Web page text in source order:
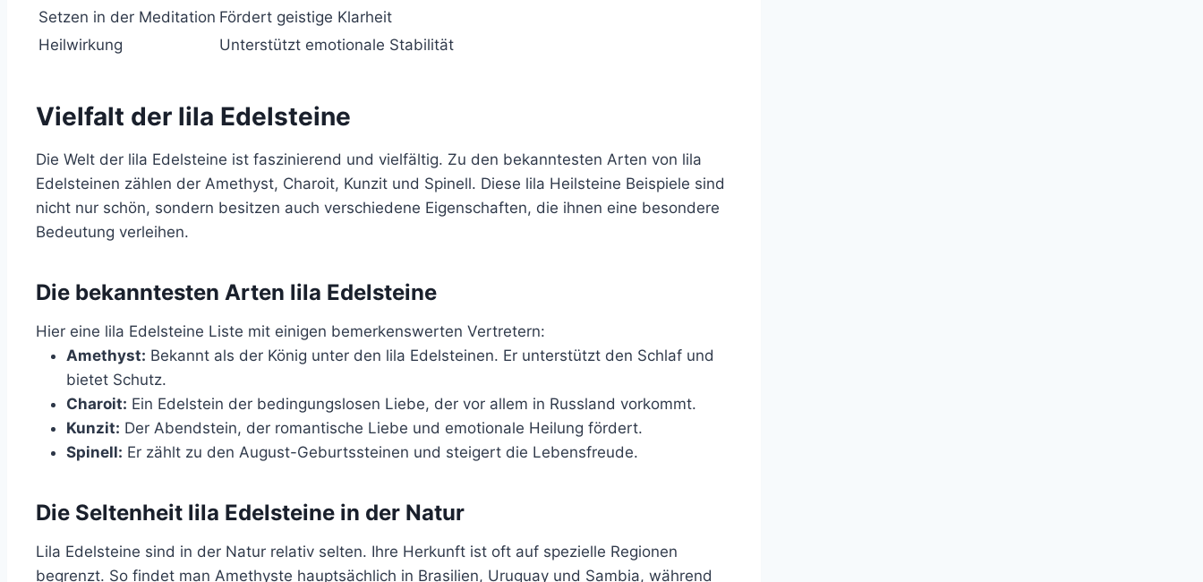
Setzen in der Meditation Fördert geistige Klarheit
Heilwirkung
Unterstützt emotionale Stabilität
Vielfalt der lila Edelsteine
Die Welt der lila Edelsteine ist faszinierend und vielfältig. Zu den bekanntesten Arten von lila
Edelsteinen zählen der Amethyst, Charoit, Kunzit und Spinell. Diese lila Heilsteine Beispiele sind
nicht nur schön, sondern besitzen auch verschiedene Eigenschaften, die ihnen eine besondere
Bedeutung verleihen.
Die bekanntesten Arten lila Edelsteine
Hier eine lila Edelsteine Liste mit einigen bemerkenswerten Vertretern:
Amethyst: Bekannt als der König unter den lila Edelsteinen. Er unterstützt den Schlaf und
bietet Schutz.
Charoit: Ein Edelstein der bedingungslosen Liebe, der vor allem in Russland vorkommt.
Kunzit: Der Abendstein, der romantische Liebe und emotionale Heilung fördert.
Spinell: Er zählt zu den August-Geburtssteinen und steigert die Lebensfreude.
Die Seltenheit lila Edelsteine in der Natur
Lila Edelsteine sind in der Natur relativ selten. Ihre Herkunft ist oft auf spezielle Regionen
begrenzt. So findet man Amethyste hauptsächlich in Brasilien, Uruguay und Sambia, während